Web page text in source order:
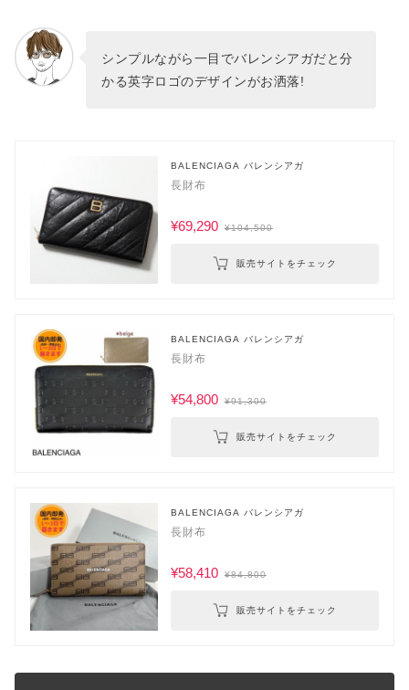
シンプルながら一目でバレンシアガだと分
かる英字ロゴのデザインがお洒落!
BALENCIAGA バレンシアガ
長財布
¥69,290 ¥104,500
販売サイトをチェック
BALENCIAGA バレンシアガ
長財布
¥54,800 ¥91,300
販売サイトをチェック
BALENCIAGA バレンシアガ
長財布
¥58,410 ¥84,800
販売サイトをチェック